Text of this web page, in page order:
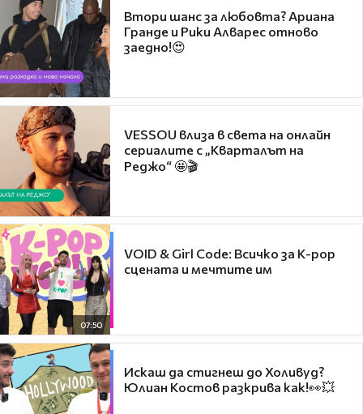
Втори шанс за любовта? Ариана
Гранде и Рики Алварес отново
заедно!😍
VESSOU влиза в света на онлайн
сериалите с „Кварталът на
Реджо“ 🤩🎬
07:50
VOID & Girl Code: Всичко за K-pop
сцената и мечтите им
Искаш да стигнеш до Холивуд?
Юлиан Костов разкрива как!👀💥